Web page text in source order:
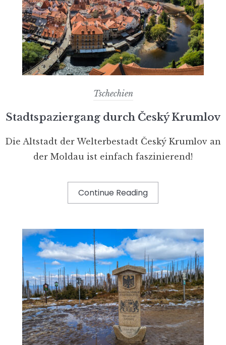
Tschechien
Stadtspaziergang durch Český Krumlov
Die Altstadt der Welterbestadt Český Krumlov an
der Moldau ist einfach faszinierend!
Continue Reading